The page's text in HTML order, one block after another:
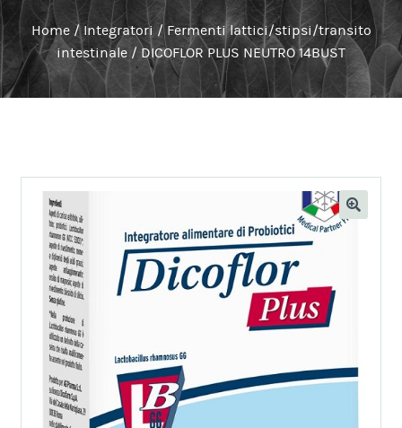
Home /Integratori /Fermenti lattici/stipsi/transito
intestinale / DICOFLOR PLUS NEUTRO 14BUST